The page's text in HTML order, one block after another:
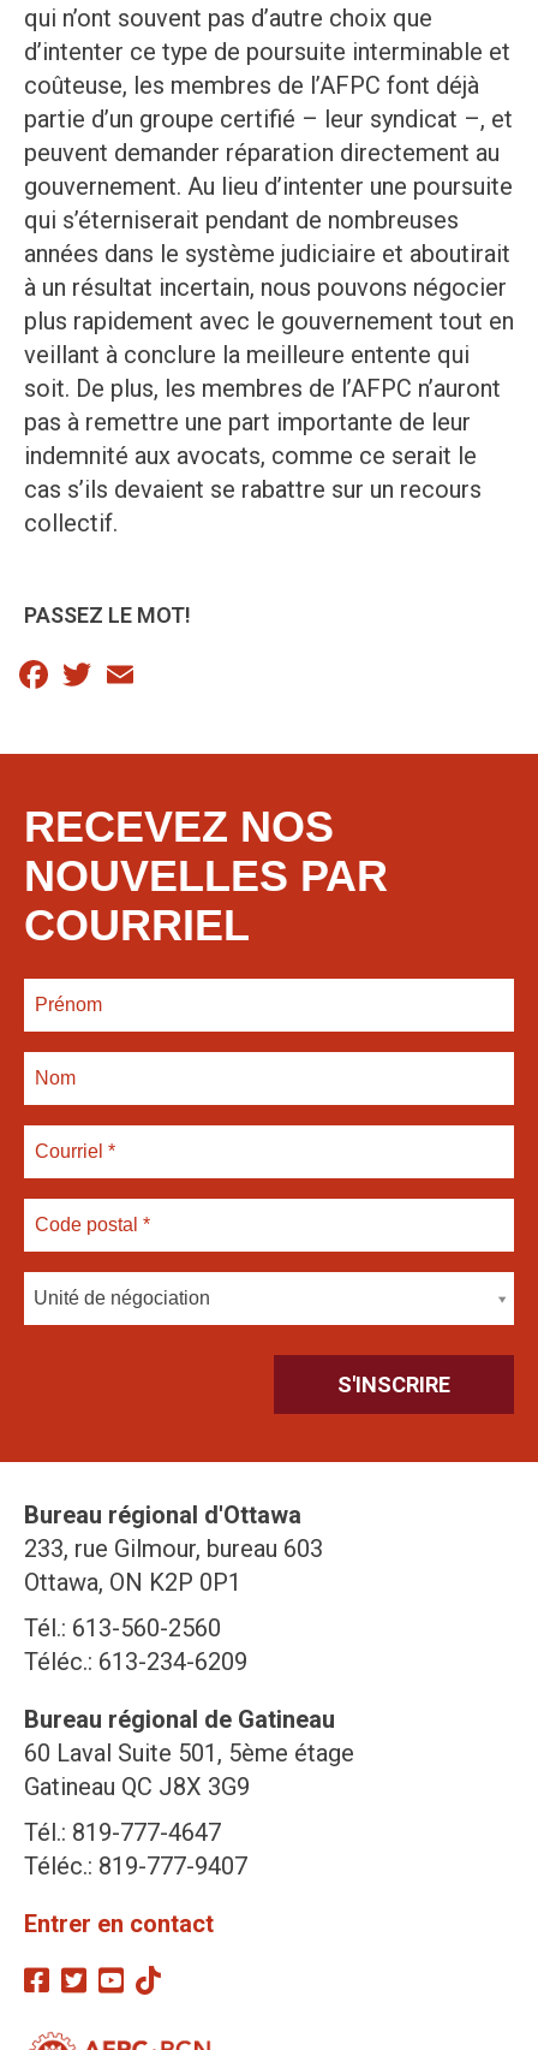
qui n’ont souvent pas d’autre choix que
d’intenter ce type de poursuite interminable et
coûteuse, les membres de l’AFPC font déjà
partie d’un groupe certifié – leur syndicat –, et
peuvent demander réparation directement au
gouvernement. Au lieu d’intenter une poursuite
qui s’éterniserait pendant de nombreuses
années dans le système judiciaire et aboutirait
à un résultat incertain, nous pouvons négocier
plus rapidement avec le gouvernement tout en
veillant à conclure la meilleure entente qui
soit. De plus, les membres de l’AFPC n’auront
pas à remettre une part importante de leur
indemnité aux avocats, comme ce serait le
cas s’ils devaient se rabattre sur un recours
collectif.
PASSEZ LE MOT!
Facebook
Twitter
RECEVEZ NOS
NOUVELLES PAR
COURRIEL
Unité de négociation
Bureau régional d'Ottawa
233, rue Gilmour, bureau 603
Ottawa, ON K2P 0P1
Tél.: 613-560-2560
Téléc.: 613-234-6209
Bureau régional de Gatineau
60 Laval Suite 501, 5ème étage
Gatineau QC J8X 3G9
Tél.: 819-777-4647
Téléc.: 819-777-9407
Entrer en contact